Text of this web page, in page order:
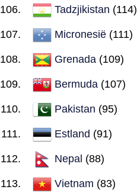
Tadzjikistan (114)
Micronesië (111)
Grenada (109)
Bermuda (107)
Pakistan (95)
Estland (91)
Nepal (88)
Vietnam (83)